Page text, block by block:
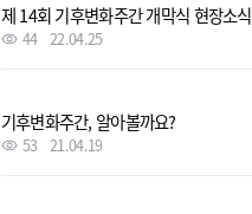
제 14회 기후변화주간 개막식 현장소식
44 22.04.25
기후변화주간, 알아볼까요?
53 21.04.19